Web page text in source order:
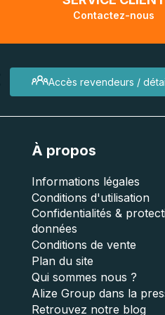
Contactez-nous
Accès revendeurs /
À propos
Informations légales
Conditions d'utilisation
Confidentialités &
données
Conditions de vente
Plan du site
Qui sommes nous ?
Alize Group dans la
Retrouvez notre blog